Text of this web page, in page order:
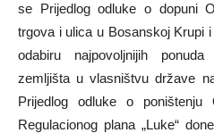
se Prijedlog odluke o dopuni
trgova i ulica u Bosanskoj Krupi
odabiru najpovoljnijih
zemljišta u vlasništvu države
Prijedlog odluke o
Regulacionog plana „Luke“